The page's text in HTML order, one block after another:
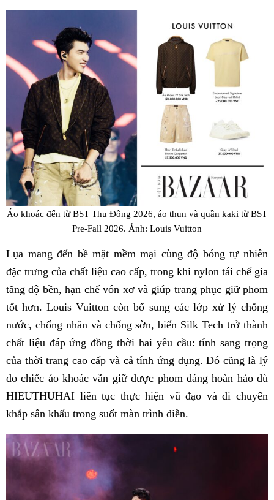
Áo khoác đến từ BST Thu Đông 2026, áo thun và quần kaki từ BST
Pre-Fall 2026. Ảnh: Louis Vuitton
Lụa mang đến bề mặt mềm mại cùng độ bóng tự nhiên
đặc trưng của chất liệu cao cấp, trong khi nylon tái chế gia
tăng độ bền, hạn chế vón xơ và giúp trang phục giữ phom
tốt hơn. Louis Vuitton còn bổ sung các lớp xử lý chống
nước, chống nhăn và chống sờn, biến Silk Tech trở thành
chất liệu đáp ứng đồng thời hai yêu cầu: tính sang trọng
của thời trang cao cấp và cả tính ứng dụng. Đó cũng là lý
do chiếc áo khoác vẫn giữ được phom dáng hoàn hảo dù
HIEUTHUHAI liên tục thực hiện vũ đạo và di chuyển
khắp sân khấu trong suốt màn trình diễn.